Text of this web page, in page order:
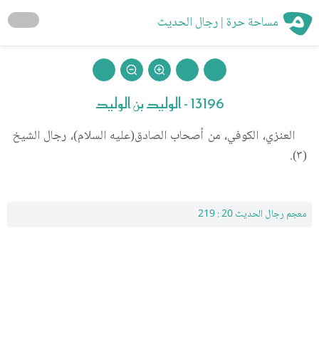
مساحة حرة | رجال الحديث
13196 - الوليد بن الوليد
العنزي، الكوفي، من أصحاب الصادق(عليه السلام)، رجال الشيخ
(٣).
معجم رجال الحديث 20 : 219